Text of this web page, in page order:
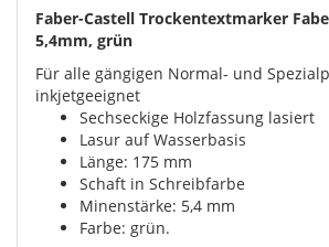
Faber-Castell Trockentextmarker
5,4mm, grün
Für alle gängigen Normal- und
inkjetgeeignet
Sechseckige Holzfassung lasiert
Lasur auf Wasserbasis
Länge: 175 mm
Schaft in Schreibfarbe
Minenstärke: 5,4 mm
Farbe: grün.